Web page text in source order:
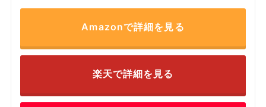
Amazonで詳細を見る
楽天で詳細を見る